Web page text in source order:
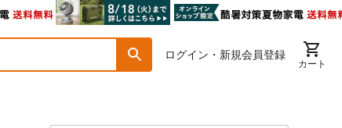
ログイン・新規会員登録
カート